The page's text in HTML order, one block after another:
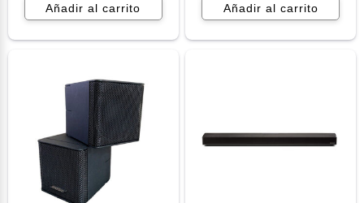
Añadir al carrito Añadir al carrito